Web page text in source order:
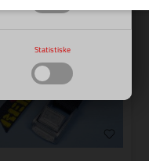
Statistiske